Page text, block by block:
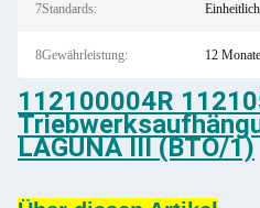
7Standards:
8Gewährleistung: 12 Monate
112100004R
LAGUNA III (BTO/1)